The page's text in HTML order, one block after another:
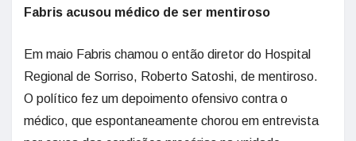
Fabris acusou médico de ser mentiroso
Em maio Fabris chamou o então diretor do Hospital
Regional de Sorriso, Roberto Satoshi, de mentiroso.
O político fez um depoimento ofensivo contra o
médico, que espontaneamente chorou em entrevista